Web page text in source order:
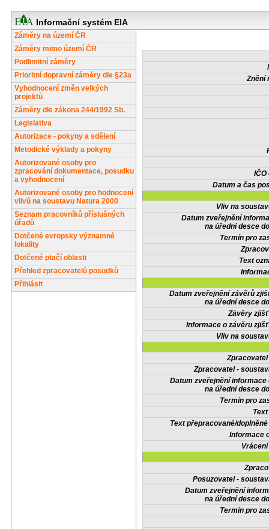
Informační systém EIA
Záměry na území ČR
Záměry mimo území ČR
Podlimitní záměry
Prioritní dopravní záměry dle §23a
Vyhodnocení změn velkých
projektů
Záměry dle zákona 244/1992 Sb.
Legislativa
Autorizace - pokyny a sdělení
Metodické výklady a pokyny
Autorizované osoby pro
zpracování dokumentace, posudku
a vyhodnocení
Autorizované osoby pro hodnocení
vlivů na soustavu Natura 2000
Seznam pracovníků příslušných
úřadů
Dotčené evropsky významné
lokality
Dotčené ptačí oblasti
Přehled zpracovatelů posudků
Přihlásit
Znění
IČO
Datum a čas
Vliv na
Datum zveřejnění
na úřední desce
Termín pro
Text
Datum zveřejnění závěrů
na úřední desce
Závěry
Informace o závěru
Vliv na
Zpracovatel -
Datum zveřejnění informace
na úřední desce
Termín pro
Text přepracované/
Informace
Posuzovatel -
Datum zveřejnění
na úřední desce
Termín pro